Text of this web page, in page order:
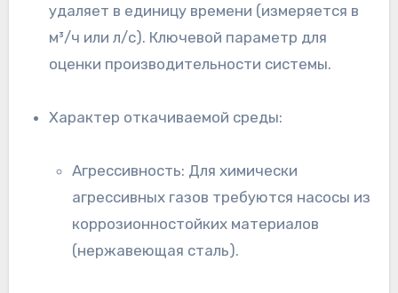
удаляет в единицу времени (измеряется в
м³/ч или л/с). Ключевой параметр для
оценки производительности системы.
Характер откачиваемой среды:
Агрессивность: Для химически
агрессивных газов требуются насосы из
коррозионностойких материалов
(нержавеющая сталь).